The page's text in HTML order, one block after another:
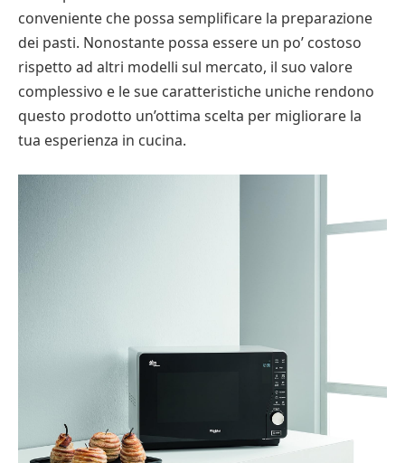
conveniente che possa semplificare la preparazione
dei pasti. Nonostante possa essere un po’ costoso
rispetto ad altri modelli sul mercato, il suo valore
complessivo e le sue caratteristiche uniche rendono
questo prodotto un’ottima scelta per migliorare la
tua esperienza in cucina.